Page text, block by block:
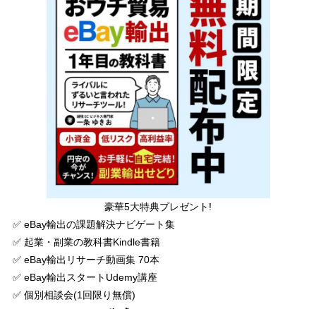
豪華5大特典プレゼント!
✅ eBay輸出の課題解決ナビゲート集
✅ 起業・副業の教科書Kindle書籍
✅ eBay輸出リサーチ動画集 70本
✅ eBay輸出スタートUdemy講座
✅ 個別相談会(1回限り無償)